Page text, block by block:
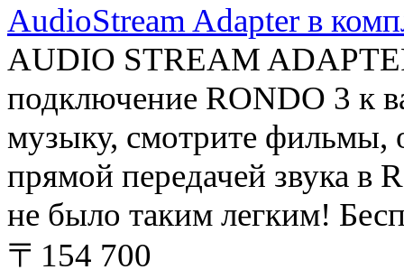
AudioStream Adapter в
AUDIO STREAM
подключение RONDO 3 к
музыку, смотрите фильмы,
прямой передачей звука
не было таким легким!
〒154 700